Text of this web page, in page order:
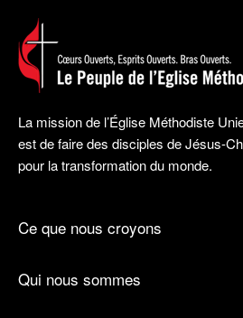
La mission de l’Église Méthodiste
est de faire des disciples de Jésus-
pour la transformation du monde.
Ce que nous croyons
Qui nous sommes